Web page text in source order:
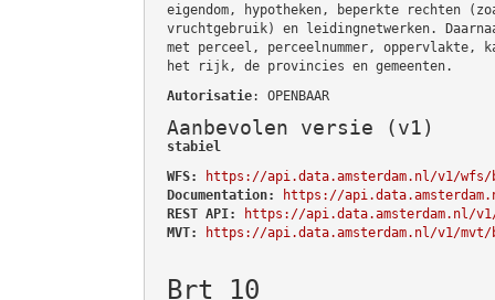
eigendom, hypotheken, beperkte rechten
vruchtgebruik) en leidingnetwerken.
met perceel, perceelnummer, oppervlakte,
het rijk, de provincies en gemeenten.
Autorisatie: OPENBAAR
Aanbevolen versie (v1)
stabiel
WFS:
https://api.data.amsterdam.nl/v1/wfs/
Documentation:
https://
REST API:
https://api.data.amsterdam.nl/
MVT:
https://api.data.amsterdam.nl/v1/mvt/
Brt 10